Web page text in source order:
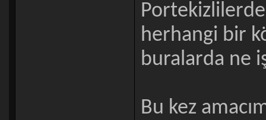
herhangi bir
buralarda ne
Bu kez